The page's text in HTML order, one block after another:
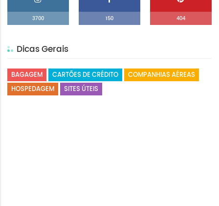
3700 150 404
Dicas Gerais
BAGAGEM CARTÕES DE CRÉDITO COMPANHIAS AÉREAS
HOSPEDAGEM SITES ÚTEIS